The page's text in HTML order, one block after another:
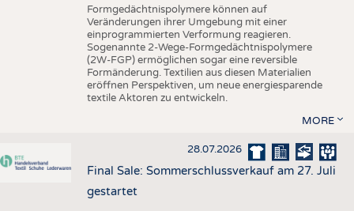
Formgedächtnispolymere können auf
Veränderungen ihrer Umgebung mit einer
einprogrammierten Verformung reagieren.
Sogenannte 2-Wege-Formgedächtnispolymere
(2W-FGP) ermöglichen sogar eine reversible
Formänderung. Textilien aus diesen Materialien
eröffnen Perspektiven, um neue energiesparende
textile Aktoren zu entwickeln.
MORE
28.07.2026
Final Sale: Sommerschlussverkauf am 27. Juli
gestartet